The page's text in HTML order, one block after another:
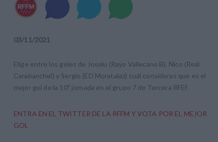
03/11/2021
Elige entre los goles de Joselu (Rayo Vallecano B), Nico (Real
Carabanchel) y Sergio (ED Moratalaz) cuál consideras que es el
mejor gol de la 10ª jornada en el grupo 7 de Tercera RFEF.
ENTRA EN EL TWITTER DE LA RFFM Y VOTA POR EL MEJOR
GOL